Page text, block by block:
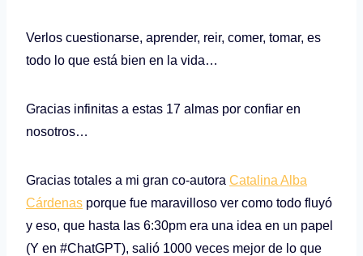
Verlos cuestionarse, aprender, reir, comer, tomar, es
todo lo que está bien en la vida…
Gracias infinitas a estas 17 almas por confiar en
nosotros…
Gracias totales a mi gran co-autora Catalina Alba
Cárdenas porque fue maravilloso ver como todo fluyó
y eso, que hasta las 6:30pm era una idea en un papel
(Y en #ChatGPT), salió 1000 veces mejor de lo que